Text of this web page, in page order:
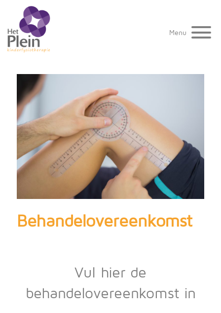
Menu
Behandelovereenkomst
Vul hier de
behandelovereenkomst in